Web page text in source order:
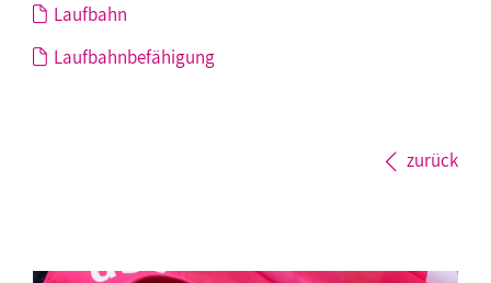
Laufbahn
Laufbahnbefähigung
zurück